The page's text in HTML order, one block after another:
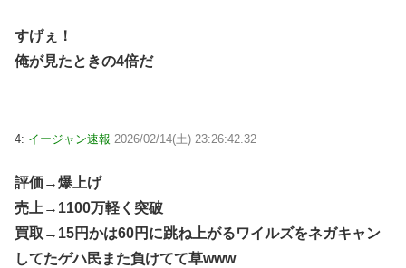
すげぇ！
俺が見たときの4倍だ
4: イージャン速報 2026/02/14(土) 23:26:42.32
評価→爆上げ
売上→1100万軽く突破
買取→15円かは60円に跳ね上がるワイルズをネガキャン
してたゲハ民また負けてて草www